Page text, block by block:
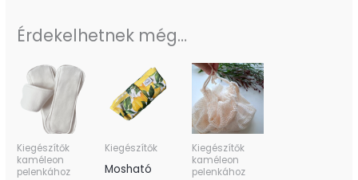
Érdekelhetnek még…
Kiegészítők
kaméleon
pelenkához
Kiegészítők
Mosható
Kiegészítők
kaméleon
pelenkához